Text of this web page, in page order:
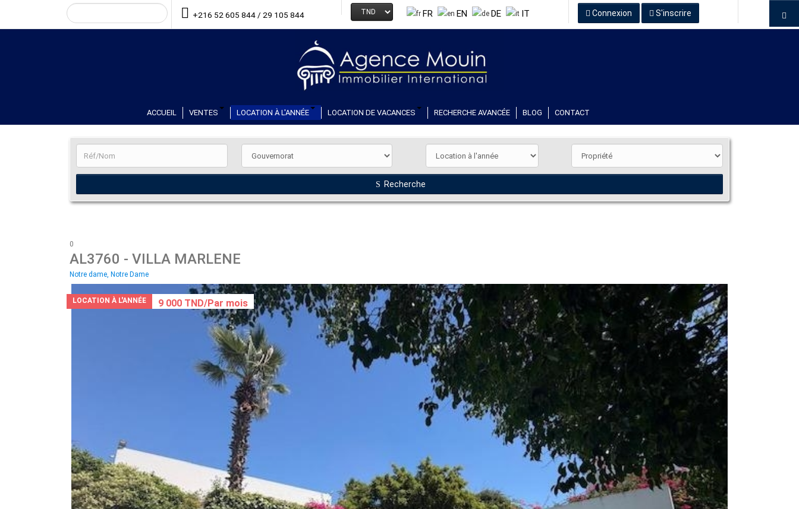
+216 52 605 844 / 29 105 844 FR EN DE IT Connexion S'inscrire
ACCUEIL VENTES LOCATION À L'ANNÉE LOCATION DE VACANCES RECHERCHE AVANCÉE BLOG CONTACT
Recherche
0
AL3760 - VILLA MARLENE
Notre dame, Notre Dame
LOCATION À L'ANNÉE 9 000 TND/Par mois